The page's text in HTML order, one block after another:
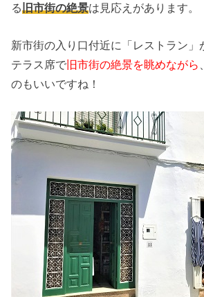
る 旧市街の絶景は見応えがあります。
新市街の入り口付近に「レストラン」
テラス席で 旧市街の絶景を眺めながら
のもいいですね！